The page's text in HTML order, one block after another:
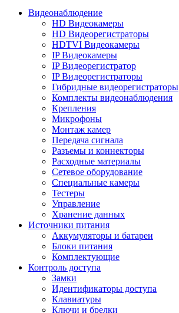
Видеонаблюдение
HD Видеокамеры
HD Видеорегистраторы
HDTVI Видеокамеры
IP Видеокамеры
IP Видеорегистратор
IP Видеорегистраторы
Гибридные видеорегистраторы
Комплекты видеонаблюдения
Крепления
Микрофоны
Монтаж камер
Передача сигнала
Разъемы и коннекторы
Расходные материалы
Сетевое оборудование
Специальные камеры
Тестеры
Управление
Хранение данных
Источники питания
Аккумуляторы и батареи
Блоки питания
Комплектующие
Контроль доступа
Замки
Идентификаторы доступа
Клавиатуры
Ключи и брелки